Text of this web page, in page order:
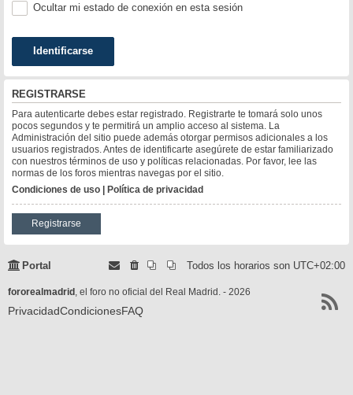
Ocultar mi estado de conexión en esta sesión
REGISTRARSE
Para autenticarte debes estar registrado. Registrarte te tomará solo unos
pocos segundos y te permitirá un amplio acceso al sistema. La
Administración del sitio puede además otorgar permisos adicionales a los
usuarios registrados. Antes de identificarte asegúrete de estar familiarizado
con nuestros términos de uso y políticas relacionadas. Por favor, lee las
normas de los foros mientras navegas por el sitio.
Condiciones de uso | Política de privacidad
Registrarse
Portal Todos los horarios son UTC+02:00
fororealmadrid , el foro no oficial del Real Madrid. - 2026
PrivacidadCondicionesFAQ